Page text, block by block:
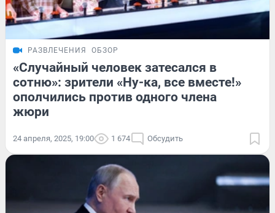
РАЗВЛЕЧЕНИЯ ОБЗОР
«Случайный человек затесался в
сотню»: зрители «Ну-ка, все вместе!»
ополчились против одного члена
жюри
24 апреля, 2025, 19:00 1 674 Обсудить